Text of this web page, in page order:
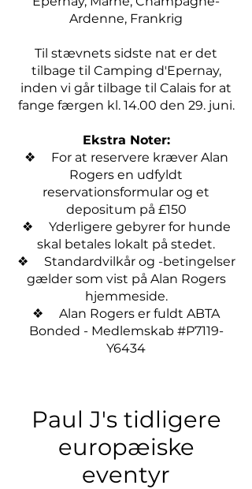
Ardenne, Frankrig
Til stævnets sidste nat er det
tilbage til Camping d'Epernay,
inden vi går tilbage til Calais for at
fange færgen kl. 14.00 den 29. juni.
Ekstra Noter:
❖ For at reservere kræver Alan
Rogers en udfyldt
reservationsformular og et
depositum på £150
❖ Yderligere gebyrer for hunde
skal betales lokalt på stedet.
❖ Standardvilkår og -betingelser
gælder som vist på Alan Rogers
hjemmeside.
❖ Alan Rogers er fuldt ABTA
Bonded - Medlemskab #P7119-
Y6434
Paul J's tidligere
europæiske
eventyr